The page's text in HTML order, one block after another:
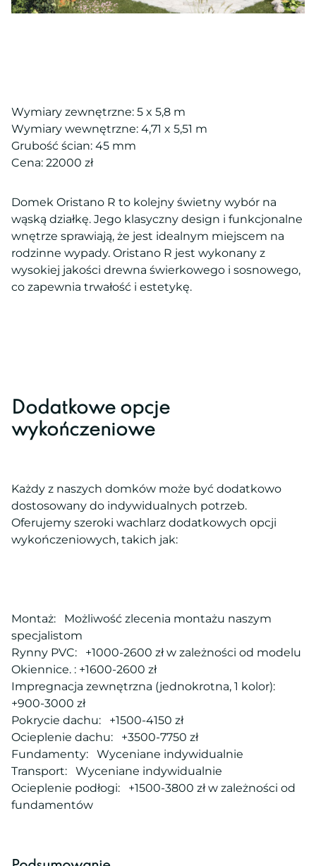
Wymiary zewnętrzne: 5 x 5,8 m
Wymiary wewnętrzne: 4,71 x 5,51 m
Grubość ścian: 45 mm
Cena: 22000 zł
Domek Oristano R to kolejny świetny wybór na
wąską działkę. Jego klasyczny design i funkcjonalne
wnętrze sprawiają, że jest idealnym miejscem na
rodzinne wypady. Oristano R jest wykonany z
wysokiej jakości drewna świerkowego i sosnowego,
co zapewnia trwałość i estetykę.
Dodatkowe opcje
wykończeniowe
Każdy z naszych domków może być dodatkowo
dostosowany do indywidualnych potrzeb.
Oferujemy szeroki wachlarz dodatkowych opcji
wykończeniowych, takich jak:
Montaż: Możliwość zlecenia montażu naszym
specjalistom
Rynny PVC: +1000-2600 zł w zależności od modelu
Okiennice. : +1600-2600 zł
Impregnacja zewnętrzna (jednokrotna, 1 kolor):
+900-3000 zł
Pokrycie dachu: +1500-4150 zł
Ocieplenie dachu: +3500-7750 zł
Fundamenty: Wyceniane indywidualnie
Transport: Wyceniane indywidualnie
Ocieplenie podłogi: +1500-3800 zł w zależności od
fundamentów